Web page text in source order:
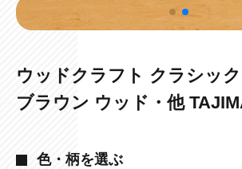
ウッドクラフト クラシック
ブラウン ウッド・他
色・柄を選ぶ